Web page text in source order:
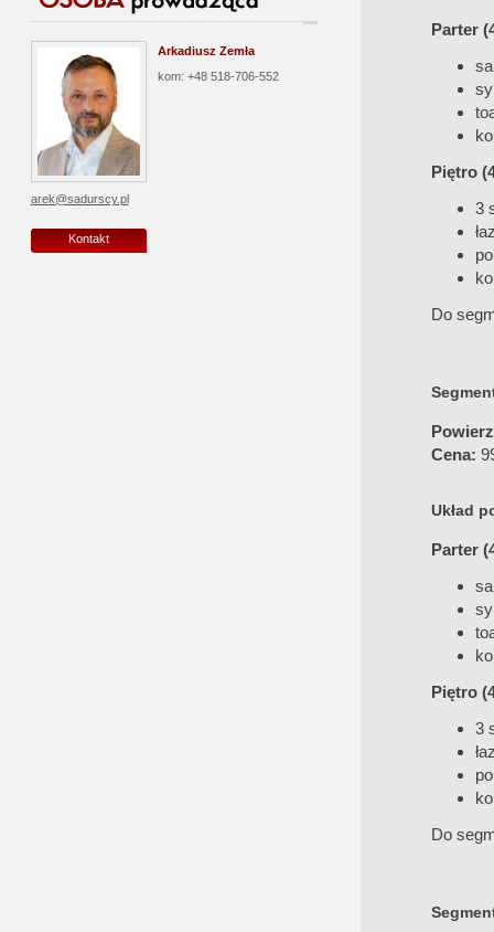
Arkadiusz Zemła
kom: +48 518-706-552
arek@sadurscy.pl
Kontakt
Parter
Piętro
3
Do
Cena:
Układ
Parter
Piętro
3
Do